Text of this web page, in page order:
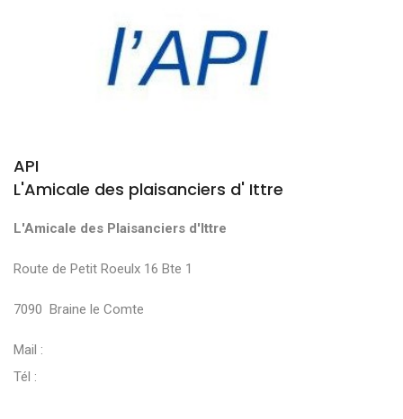
API
L'Amicale des plaisanciers d' Ittre
L'Amicale des Plaisanciers d'Ittre
Route de Petit Roeulx 16 Bte 1
7090 Braine le Comte
Mail :
Tél :